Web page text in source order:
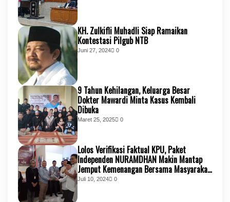
KH. Zulkifli Muhadli Siap Ramaikan
Kontestasi Pilgub NTB
Juni 27, 2024 0
9 Tahun Kehilangan, Keluarga Besar
Dokter Mawardi Minta Kasus Kembali
Dibuka
Maret 25, 2025 0
Lolos Verifikasi Faktual KPU, Paket
Independen NURAMDHAN Makin Mantap
Jemput Kemenangan Bersama Masyarakat
KSB
Juli 10, 2024 0